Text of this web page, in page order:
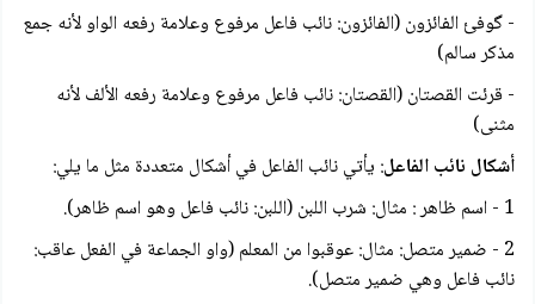
- گوفئ الفائزون (الفائزون: نائب فاعل مرفوع وعلامة رفعه الواو لأنه جمع
مذكر سالم)
- قرئت القصتان (القصتان: نائب فاعل مرفوع وعلامة رفعه الألف لأنه
مثنی)
أشكال نائب الفاعل: يأتي نائب الفاعل في أشكال متعددة مثل ما يلي:
1 - اسم ظاهر : مثال: شرب اللبن (اللبن: نائب فاعل وهو اسم ظاهر).
2 - ضمير متصل: مثال: عوقبوا من المعلم (واو الجماعة في الفعل عاقب:
نائب فاعل وهي ضمير متصل).